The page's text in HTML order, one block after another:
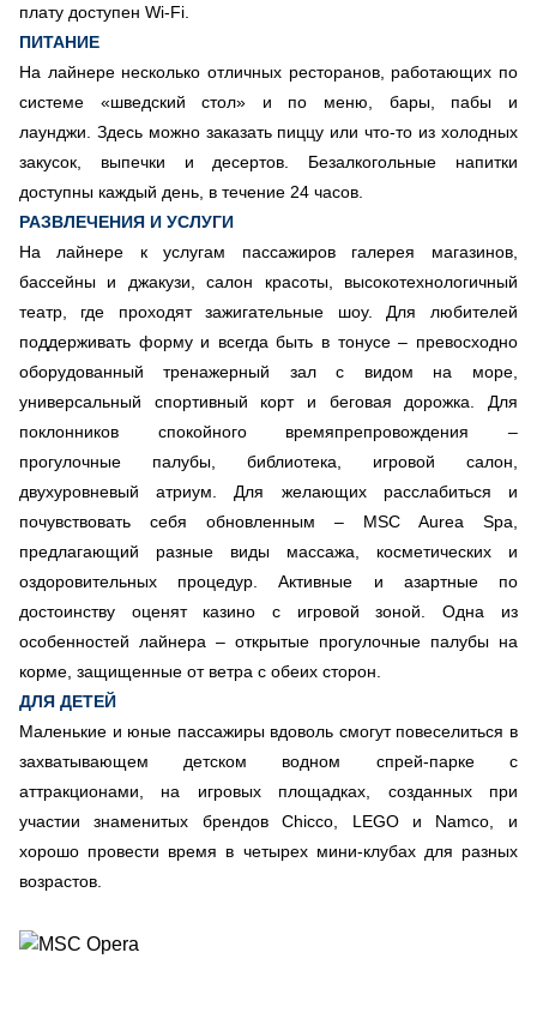
плату доступен Wi-Fi.
ПИТАНИЕ
На лайнере несколько отличных ресторанов, работающих по
системе «шведский стол» и по меню, бары, пабы и
лаунджи. Здесь можно заказать пиццу или что-то из холодных
закусок, выпечки и десертов. Безалкогольные напитки
доступны каждый день, в течение 24 часов.
РАЗВЛЕЧЕНИЯ И УСЛУГИ
На лайнере к услугам пассажиров галерея магазинов,
бассейны и джакузи, салон красоты, высокотехнологичный
театр, где проходят зажигательные шоу. Для любителей
поддерживать форму и всегда быть в тонусе – превосходно
оборудованный тренажерный зал с видом на море,
универсальный спортивный корт и беговая дорожка. Для
поклонников спокойного времяпрепровождения –
прогулочные палубы, библиотека, игровой салон,
двухуровневый атриум. Для желающих расслабиться и
почувствовать себя обновленным – MSC Aurea Spa,
предлагающий разные виды массажа, косметических и
оздоровительных процедур. Активные и азартные по
достоинству оценят казино с игровой зоной. Одна из
особенностей лайнера – открытые прогулочные палубы на
корме, защищенные от ветра с обеих сторон.
ДЛЯ ДЕТЕЙ
Маленькие и юные пассажиры вдоволь смогут повеселиться в
захватывающем детском водном спрей-парке с
аттракционами, на игровых площадках, созданных при
участии знаменитых брендов Chicco, LEGO и Namco, и
хорошо провести время в четырех мини-клубах для разных
возрастов.